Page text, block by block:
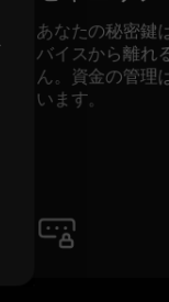
あなたの秘密鍵
バイスから離れ
ん。資金の管理
います。